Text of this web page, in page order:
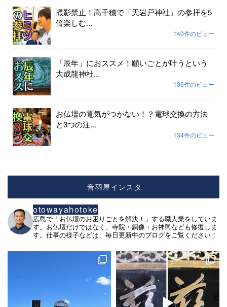
撮影禁止！高千穂で「天岩戸神社」の参拝を5
倍楽しむ...
140件のビュー
「辰年」におススメ！願いごとが叶うという
大成龍神社...
136件のビュー
お仏壇の電気がつかない！？電球交換の方法
と3つの注...
134件のビュー
音羽屋インスタ
otowayahotoke
広島で「お仏壇のお困りごとを解決！」する職人業をしていま
す。お仏壇だけではなく、寺院・銅像・お神輿なども修復しま
す。仕事の様子などは、毎日更新中のブログをご覧ください！